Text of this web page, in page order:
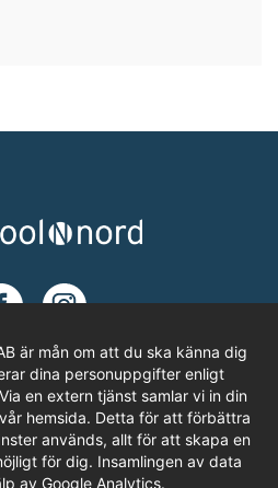
Nord AB
3, Bryggeriet
är mån om att du ska känna dig
dina personuppgifter enligt
en extern tjänst samlar vi in din
hemsida. Detta för att förbättra
används, allt för att skapa en
för dig. Insamlingen av data
av Google Analytics.